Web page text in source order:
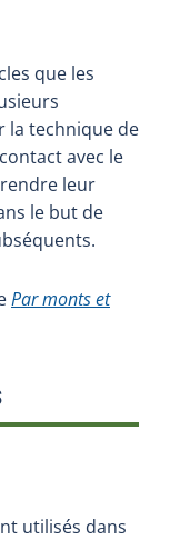
que les
la technique de
avec le
leur
le but de
Par monts et
dans une nouvelle
:
utilisés dans